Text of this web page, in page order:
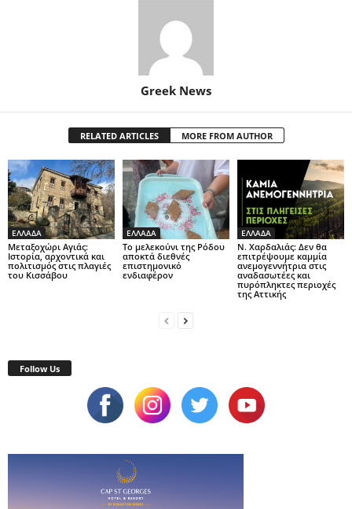
Greek News
RELATED ARTICLES MORE FROM AUTHOR
ΕΛΛΑΔΑ
Μεταξοχώρι Αγιάς:
Ιστορία, αρχοντικά και
πολιτισμός στις πλαγιές
του Κισσάβου
ΕΛΛΑΔΑ
Το μελεκούνι της Ρόδου
αποκτά διεθνές
επιστημονικό
ενδιαφέρον
ΕΛΛΑΔΑ
Ν. Χαρδαλιάς: Δεν θα
επιτρέψουμε καμμία
ανεμογεννήτρια στις
αναδασωτέες και
πυρόπληκτες περιοχές
της Αττικής
Follow Us